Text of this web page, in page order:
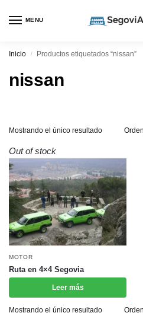
MENU
Inicio / Productos etiquetados “nissan”
nissan
Mostrando el único resultado
Out of stock
MOTOR
Ruta en 4×4 Segovia
Leer más
Mostrando el único resultado